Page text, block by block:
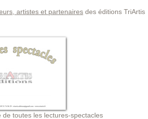
artistes et partenaires des éditions TriArtis
toutes les lectures-spectacles